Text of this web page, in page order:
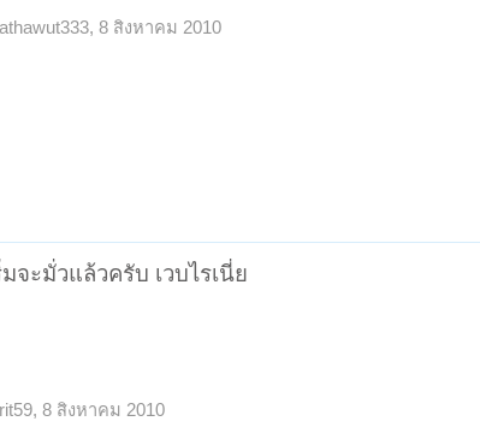
, 8 สิงหาคม 2010
มจะมั่วแล้วครับ เวบไรเนี่ย
, 8 สิงหาคม 2010